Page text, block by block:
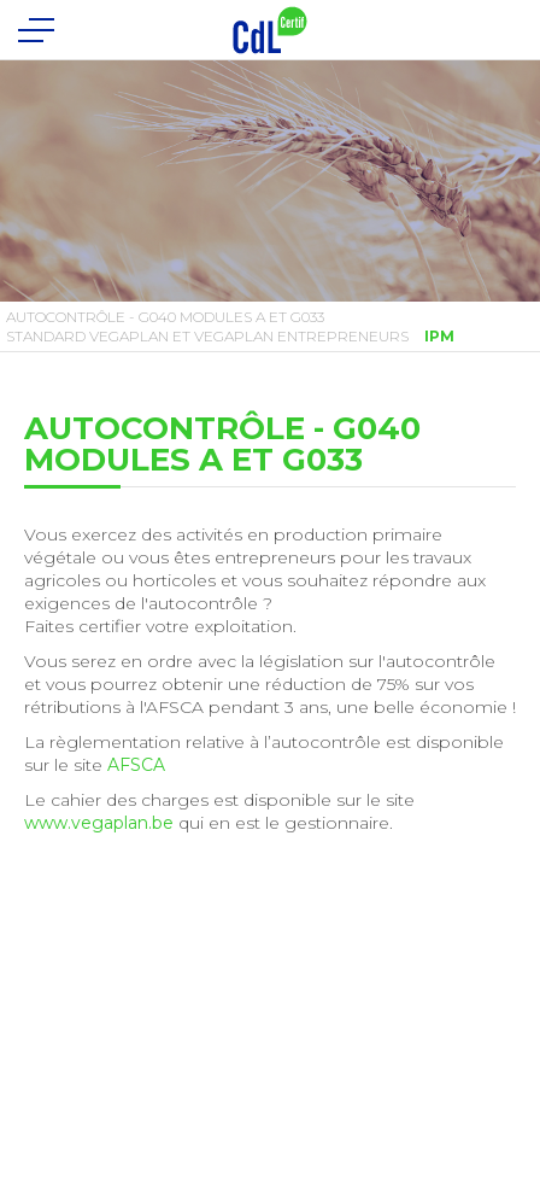
AUTOCONTRÔLE - G040 MODULES A ET G033
STANDARD VEGAPLAN ET VEGAPLAN ENTREPRENEURS
IPM
AUTOCONTRÔLE - G040
MODULES A ET G033
Vous exercez des activités en production primaire
végétale ou vous êtes entrepreneurs pour les travaux
agricoles ou horticoles et vous souhaitez répondre aux
exigences de l'autocontrôle ?
Faites certifier votre exploitation.
Vous serez en ordre avec la législation sur l'autocontrôle
et vous pourrez obtenir une réduction de 75% sur vos
rétributions à l'AFSCA pendant 3 ans, une belle économie !
La règlementation relative à l’autocontrôle est disponible
sur le site AFSCA
Le cahier des charges est disponible sur le site
www.vegaplan.be qui en est le gestionnaire.